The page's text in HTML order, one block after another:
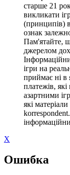
старше 21
викликати
(принципів)
ознак
Пам'ятайте,
джерелом
ігри на
приймає ні в
платежів, які
азартними
які
X
Ошибка